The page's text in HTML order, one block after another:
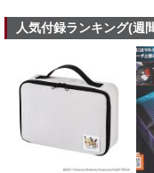
人気付録ランキング(週